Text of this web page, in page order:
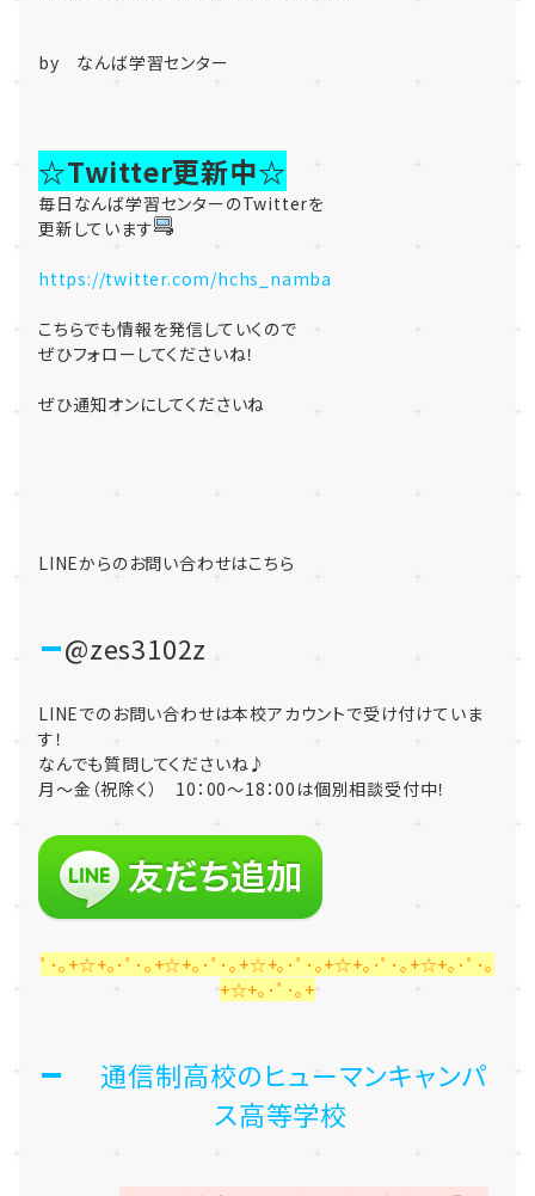
by なんば学習センター
☆Twitter更新中☆
毎日なんば学習センターのTwitterを
更新しています
https://twitter.com/hchs_namba
こちらでも情報を発信していくので
ぜひフォローしてくださいね！
ぜひ通知オンにしてくださいね
LINEからのお問い合わせはこちら
@zes3102z
LINEでのお問い合わせは本校アカウントで受け付けていま
す！
なんでも質問してくださいね♪
月～金（祝除く） 10：00～18：00は個別相談受付中！
ﾟ･｡+☆+｡･ﾟ･｡+☆+｡･ﾟ･｡+☆+｡･ﾟ･｡+☆+｡･ﾟ･｡+☆+｡･ﾟ･｡
+☆+｡･ﾟ･｡+
通信制高校のヒューマンキャンパ
ス高等学校